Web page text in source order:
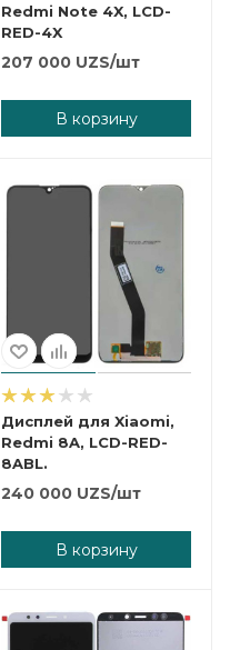
Redmi Note 4X, LCD-
RED-4X
207 000 UZS/шт
В корзину
Дисплей для Xiaomi,
Redmi 8A, LCD-RED-
8ABL.
240 000 UZS/шт
В корзину